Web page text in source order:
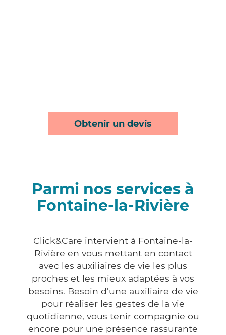
Obtenir un devis
Parmi nos services à
Fontaine-la-Rivière
Click&Care intervient à Fontaine-la-
Rivière en vous mettant en contact
avec les auxiliaires de vie les plus
proches et les mieux adaptées à vos
besoins. Besoin d'une auxiliaire de vie
pour réaliser les gestes de la vie
quotidienne, vous tenir compagnie ou
encore pour une présence rassurante